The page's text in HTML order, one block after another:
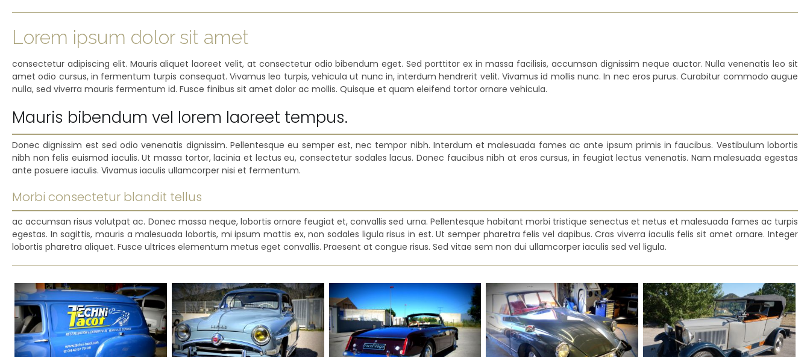
Lorem ipsum dolor sit amet
consectetur adipiscing elit. Mauris aliquet laoreet velit, at consectetur odio bibendum eget. Sed porttitor ex in massa facilisis, accumsan dignissim neque auctor. Nulla venenatis leo sit
amet odio cursus, in fermentum turpis consequat. Vivamus leo turpis, vehicula ut nunc in, interdum hendrerit velit. Vivamus id mollis nunc. In nec eros purus. Curabitur commodo augue
nulla, sed viverra mauris fermentum id. Fusce finibus sit amet dolor ac mollis. Quisque et quam eleifend tortor ornare vehicula.
Mauris bibendum vel lorem laoreet tempus.
Donec dignissim est sed odio venenatis dignissim. Pellentesque eu semper est, nec tempor nibh. Interdum et malesuada fames ac ante ipsum primis in faucibus. Vestibulum lobortis
nibh non felis euismod iaculis. Ut massa tortor, lacinia et lectus eu, consectetur sodales lacus. Donec faucibus nibh at eros cursus, in feugiat lectus venenatis. Nam malesuada egestas
ante posuere iaculis. Vivamus iaculis ullamcorper nisi et fermentum.
Morbi consectetur blandit tellus
ac accumsan risus volutpat ac. Donec massa neque, lobortis ornare feugiat et, convallis sed urna. Pellentesque habitant morbi tristique senectus et netus et malesuada fames ac turpis
egestas. In sagittis, mauris a malesuada lobortis, mi ipsum mattis ex, non sodales ligula risus in est. Ut semper pharetra felis vel dapibus. Cras viverra iaculis felis sit amet ornare. Integer
lobortis pharetra aliquet. Fusce ultrices elementum metus eget convallis. Praesent at congue risus. Sed vitae sem non dui ullamcorper iaculis sed vel ligula.